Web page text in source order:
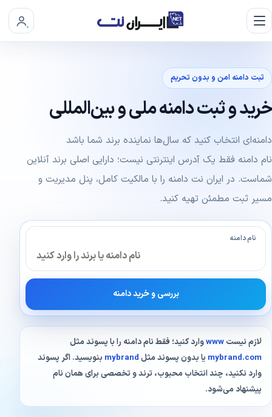
ثبت دامنه امن و بدون تحریم
خرید و ثبت دامنه ملی و بین‌المللی
دامنه‌ای انتخاب کنید که سال‌ها نماینده برند شما باشد
نام دامنه فقط یک آدرس اینترنتی نیست؛ دارایی اصلی برند آنلاین
شماست. در ایران نت دامنه را با مالکیت کامل، پنل مدیریت و
مسیر ثبت مطمئن تهیه کنید.
نام دامنه
بررسی و خرید دامنه
لازم نیست wwwوارد کنید؛ فقط نام دامنه را با پسوند مثل
mybrand.com یا بدون پسوند مثل mybrand بنویسید. اگر پسوند
وارد نکنید، چند انتخاب محبوب، ترند و تخصصی برای همان نام
پیشنهاد می‌شود.